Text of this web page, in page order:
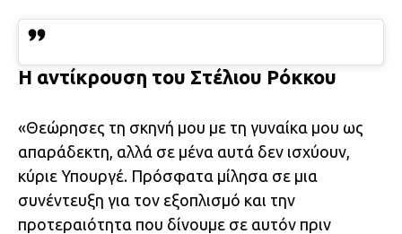
Η αντίκρουση του Στέλιου Ρόκκου
«Θεώρησες τη σκηνή μου με τη γυναίκα μου ως
απαράδεκτη, αλλά σε μένα αυτά δεν ισχύουν,
κύριε Υπουργέ. Πρόσφατα μίλησα σε μια
συνέντευξη για τον εξοπλισμό και την
προτεραιότητα που δίνουμε σε αυτόν πριν